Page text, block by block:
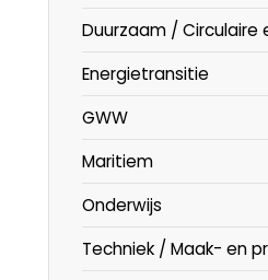
Duurzaam / Circulaire
Energietransitie
GWW
Maritiem
Onderwijs
Techniek / Maak- en